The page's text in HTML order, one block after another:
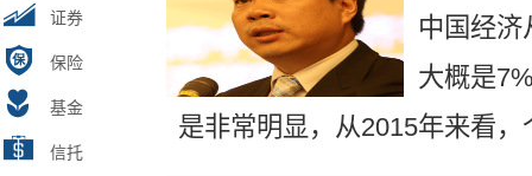
证券
保险
基金
信托
中国经济
大概是
是非常明显，从2015年来看